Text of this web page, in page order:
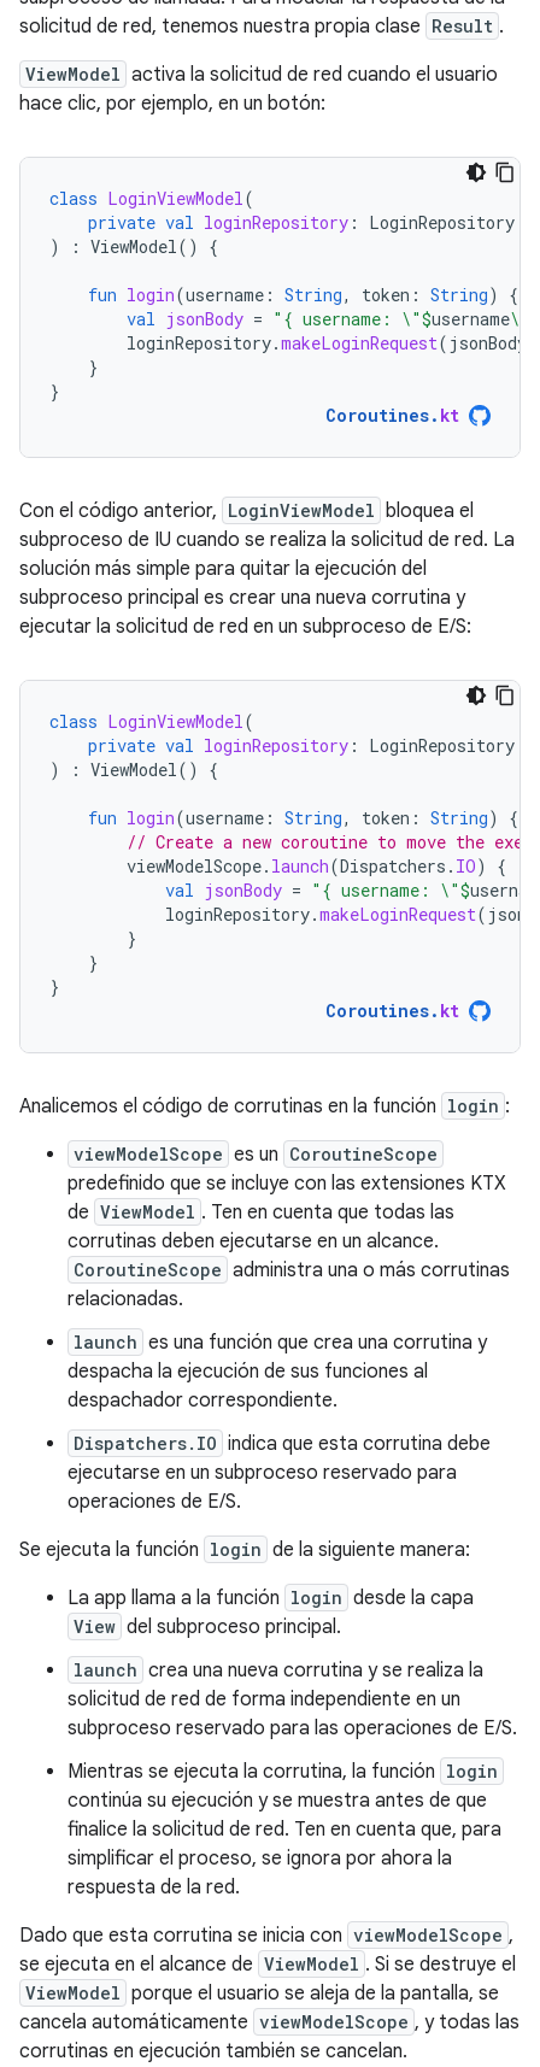
solicitud de red, tenemos nuestra propia clase Result .
ViewModel activa la solicitud de red cuando el usuario
hace clic, por ejemplo, en un botón:
class LoginViewModel(
private val loginRepository :
LoginRepository
)
: ViewModel() {
fun login(username : String, token : String)
{
val jsonBody = "{ username: \"$username\",
loginRepository.makeLoginRequest( jsonBody
}
}
Coroutines. kt
Con el código anterior, LoginViewModel bloquea el
subproceso de IU cuando se realiza la solicitud de red. La
solución más simple para quitar la ejecución del
subproceso principal es crear una nueva corrutina y
ejecutar la solicitud de red en un subproceso de E/S:
class LoginViewModel(
private val loginRepository :
LoginRepository
)
: ViewModel() {
fun login(username : String, token : String)
{
// Create a new coroutine to move the
viewModelScope. launch(Dispatchers . IO)
{
val jsonBody = "{ username: \"$
loginRepository.makeLoginRequest(
}
}
}
Coroutines. kt
Analicemos el código de corrutinas en la función login :
viewModelScope es un CoroutineScope
predefinido que se incluye con las extensiones KTX
de ViewModel . Ten en cuenta que todas las
corrutinas deben ejecutarse en un alcance.
CoroutineScope administra una o más corrutinas
relacionadas.
launch es una función que crea una corrutina y
despacha la ejecución de sus funciones al
despachador correspondiente.
Dispatchers.IO indica que esta corrutina debe
ejecutarse en un subproceso reservado para
operaciones de E/S.
Se ejecuta la función login de la siguiente manera:
La app llama a la función login desde la capa
View del subproceso principal.
launch crea una nueva corrutina y se realiza la
solicitud de red de forma independiente en un
subproceso reservado para las operaciones de E/S.
Mientras se ejecuta la corrutina, la función login
continúa su ejecución y se muestra antes de que
finalice la solicitud de red. Ten en cuenta que, para
simplificar el proceso, se ignora por ahora la
respuesta de la red.
Dado que esta corrutina se inicia con viewModelScope ,
se ejecuta en el alcance de ViewModel . Si se destruye el
ViewModel porque el usuario se aleja de la pantalla, se
cancela automáticamente viewModelScope , y todas las
corrutinas en ejecución también se cancelan.